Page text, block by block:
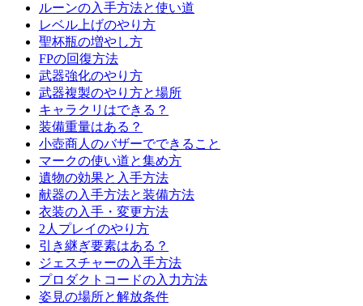
ルーンの入手方法と使い道
レベル上げのやり方
聖杯瓶の増やし方
FPの回復方法
武器強化のやり方
武器複製のやり方と場所
キャラクリはできる？
装備重量はある？
小壺商人のバザーでできること
マークの使い道と集め方
遺物の効果と入手方法
献器の入手方法と装備方法
衣装の入手・変更方法
2人プレイのやり方
引き継ぎ要素はある？
ジェスチャーの入手方法
プロダクトコードの入力方法
姿見の場所と解放条件